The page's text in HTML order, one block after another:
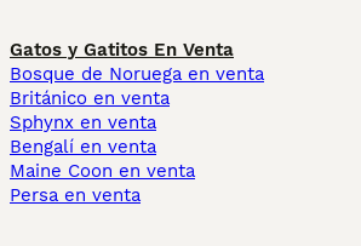
Gatos y Gatitos En Venta
Bosque de Noruega en venta
Británico en venta
Sphynx en venta
Bengalí en venta
Maine Coon en venta
Persa en venta